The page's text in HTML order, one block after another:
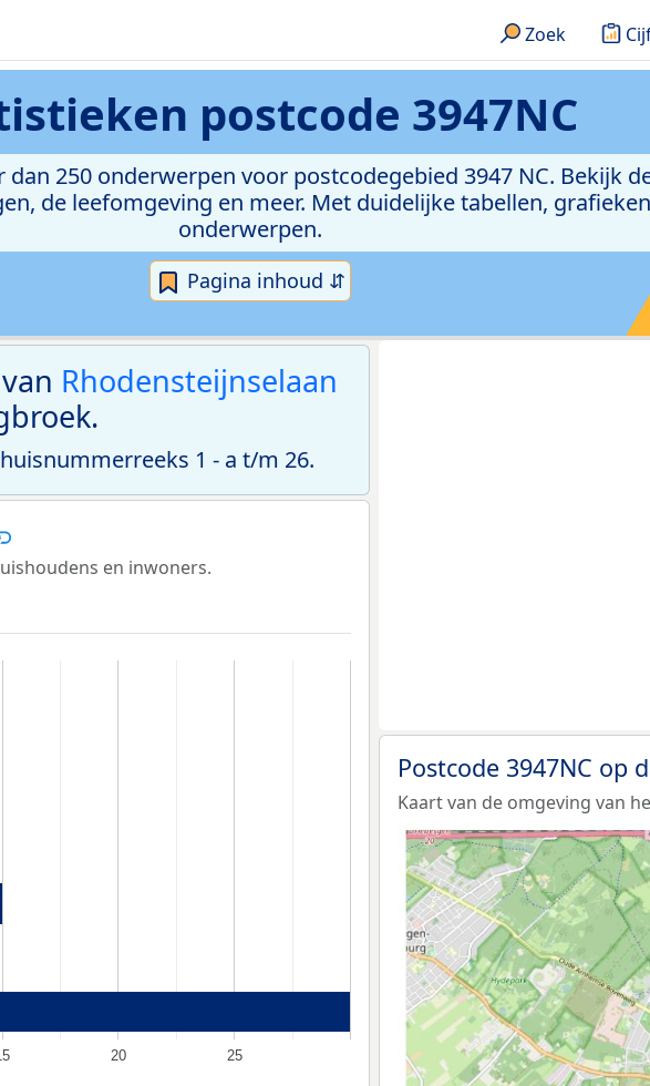
Zoek
postcode 3947NC
250 onderwerpen voor postcodegebied 3947 NC. Bekijk
de leefomgeving en meer. Met duidelijke tabellen,
onderwerpen.
Pagina inhoud ⇵
Rhodensteijnselaan
1 - a t/m 26.
en inwoners.
20 25
Postcode 3947NC op
Kaart van de omgeving van